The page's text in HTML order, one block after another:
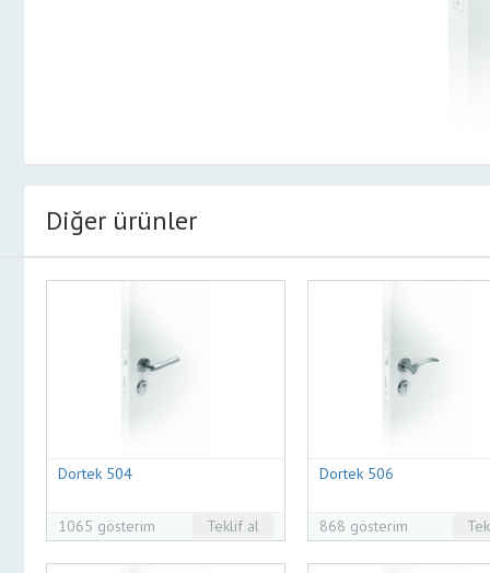
Diğer ürünler
Dortek 504
1065 gösterim Teklif al
Dortek 506
868 gösterim